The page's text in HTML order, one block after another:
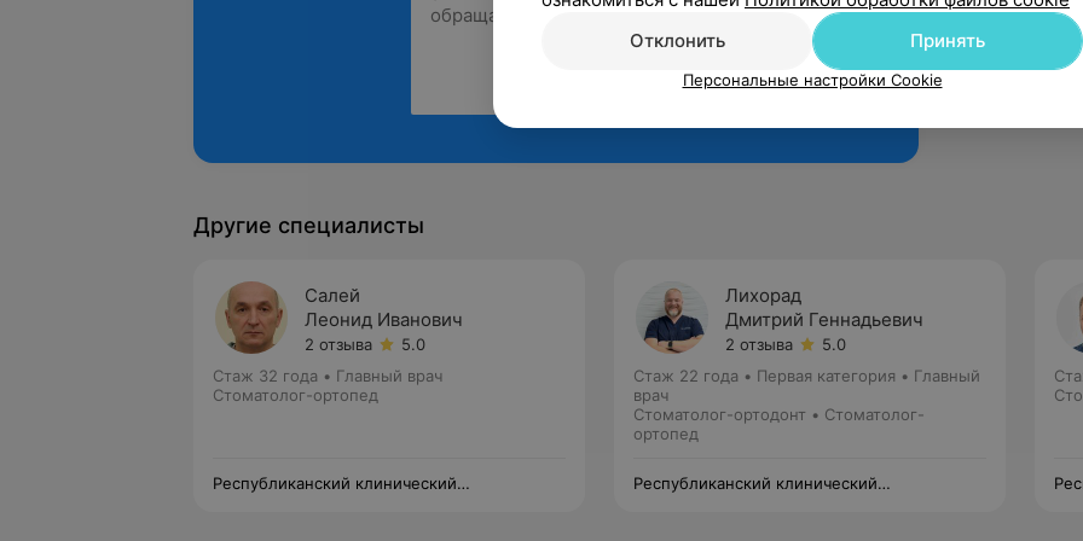
Рекомендую
Другие специалисты
Салей
Леонид Иванович
2 отзыва
5.0
Стаж 32 года • Главный врач
Стоматолог-ортопед
Республиканский клинический
Лихорад
Дмитрий Геннадьевич
2 отзыва
5.0
Стаж 22 года • Первая категория • Главный
врач
Стоматолог-ортодонт • Стоматолог-
ортопед
Республиканский клинический
Отклонить
Принять
Персональные настройки Cookie